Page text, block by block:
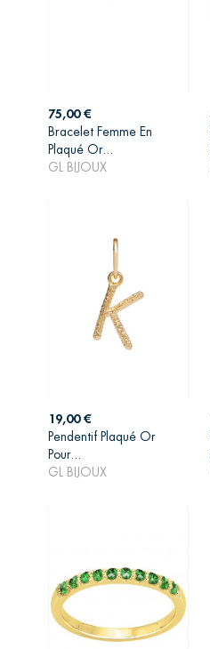
Prix
75,00 €
Bracelet Femme En
Plaqué Or...
GL BIJOUX
AJOUTER AU
PANIER
Prix
19,00 €
Pendentif Plaqué Or
Pour...
GL BIJOUX
AJOUTER AU